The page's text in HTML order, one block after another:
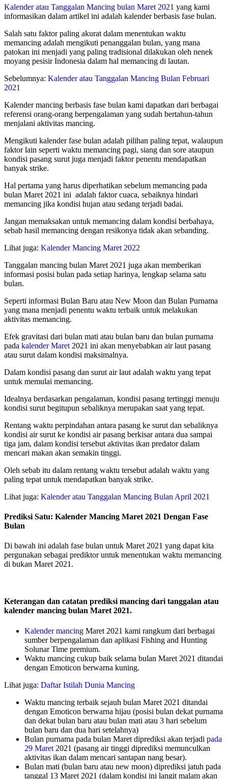
Kalender atau Tanggalan Mancing bulan Maret 2021 yang kami
informasikan dalam artikel ini adalah kalender berbasis fase bulan.
Salah satu faktor paling akurat dalam menentukan waktu
memancing adalah mengikuti penanggalan bulan, yang mana
patokan ini menjadi yang paling tradisional dilakukan oleh nenek
moyang pesisir Indonesia dalam hal memancing di lautan.
Sebelumnya: Kalender atau Tanggalan Mancing Bulan Februari
2021
Kalender mancing berbasis fase bulan kami dapatkan dari berbagai
referensi orang-orang berpengalaman yang sudah bertahun-tahun
menjalani aktivitas mancing.
Mengikuti kalender fase bulan adalah pilihan paling tepat, walaupun
faktor lain seperti waktu memancing pagi, siang dan sore ataupun
kondisi pasang surut juga menjadi faktor penentu mendapatkan
banyak strike.
Hal pertama yang harus diperhatikan sebelum memancing pada
bulan Maret 2021 ini adalah faktor cuaca, sebaiknya hindari
memancing jika kondisi hujan atau sedang terjadi badai.
Jangan memaksakan untuk memancing dalam kondisi berbahaya,
sebab hasil memancing dengan resikonya tidak akan sebanding.
Lihat juga: Kalender Mancing Maret 2022
Tanggalan mancing bulan Maret 2021 juga akan memberikan
informasi posisi bulan pada setiap harinya, lengkap selama satu
bulan.
Seperti informasi Bulan Baru atau New Moon dan Bulan Purnama
yang mana menjadi penentu waktu terbaik untuk melakukan
aktivitas memancing.
Efek gravitasi dari bulan mati atau bulan baru dan bulan purnama
pada kalender Maret 2021 ini akan menyebabkan air laut pasang
atau surut dalam kondisi maksimalnya.
Dalam kondisi pasang dan surut air laut adalah waktu yang tepat
untuk memulai memancing.
Idealnya berdasarkan pengalaman, kondisi pasang tertinggi menuju
kondisi surut begitupun sebaliknya merupakan saat yang tepat.
Rentang waktu perpindahan antara pasang ke surut dan sebaliknya
kondisi air surut ke kondisi air pasang berkisar antara dua sampai
tiga jam, dalam kondisi tersebut aktivitas ikan predator dalam
mencari makan akan semakin tinggi.
Oleh sebab itu dalam rentang waktu tersebut adalah waktu yang
paling tepat untuk mendapatkan banyak strike.
Lihat juga: Kalender atau Tanggalan Mancing Bulan April 2021
Prediksi Satu: Kalender Mancing Maret 2021 Dengan Fase
Bulan
Di bawah ini adalah fase bulan untuk Maret 2021 yang dapat kita
pergunakan sebagai prediktor untuk menentukan waktu memancing
di bukan Maret 2021.
Keterangan dan catatan prediksi mancing dari tanggalan atau
kalender mancing bulan Maret 2021.
Kalender mancing Maret 2021 kami rangkum dari berbagai
sumber berpengalaman dan aplikasi Fishing and Hunting
Solunar Time premium.
Waktu mancing cukup baik selama bulan Maret 2021 ditandai
dengan Emoticon berwarna kuning.
Lihat juga: Daftar Istilah Dunia Mancing
Waktu mancing terbaik sejauh bulan Maret 2021 ditandai
dengan Emoticon berwarna hijau (posisi bulan dekat purnama
dan dekat bulan baru atau bulan mati atau 3 hari sebelum
bulan baru dan dua hari setelahnya)
Bulan purnama pada bulan Maret diprediksi akan terjadi pada
29 Maret 2021 (pasang air tinggi diprediksi memunculkan
aktivitas ikan dalam mencari santapan nang besar).
Bulan mati (bulan baru atau new moon) diprediksi jatuh pada
tanggal 13 Maret 2021 (dalam kondisi ini langit malam akan